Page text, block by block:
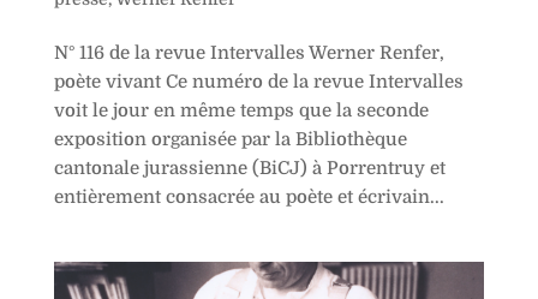
N° 116 de la revue Intervalles Werner Renfer,
poète vivant Ce numéro de la revue Intervalles
voit le jour en même temps que la seconde
exposition organisée par la Bibliothèque
cantonale jurassienne (BiCJ) à Porrentruy et
entièrement consacrée au poète et écrivain...